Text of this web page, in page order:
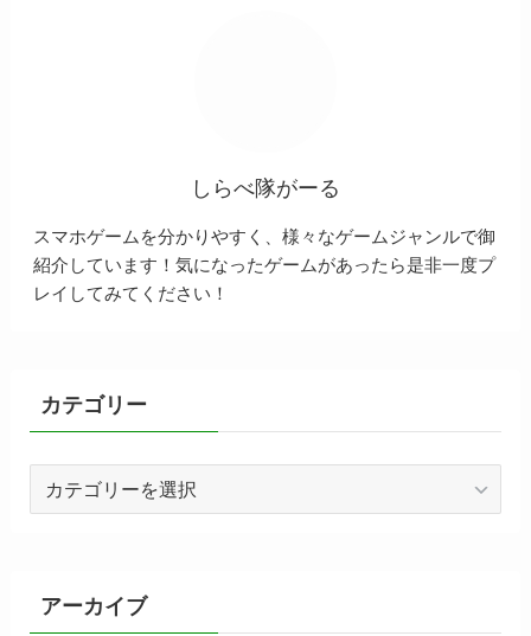
しらべ隊がーる
スマホゲームを分かりやすく、様々なゲームジャンルで御
紹介しています！気になったゲームがあったら是非一度プ
レイしてみてください！
カテゴリー
ーアーカイブ